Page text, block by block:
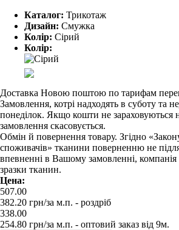
Каталог: Трикотаж
Дизайн: Смужка
Колір: Сірий
Колір:
Доставка Новою поштою по тарифам
Замовлення, котрі надходять в суботу та
понеділок. Якщо кошти не зараховуються
замовлення скасовується.
Обмін й повернення товару. Згідно
споживачів» тканини поверненню не
впевненні в Вашому замовленні, компанія
зразки тканин.
Цена:
507.00
382.20 грн/за м.п. - роздрiб
338.00
254.80 грн/за м.п. - оптовий заказ вiд 9м.